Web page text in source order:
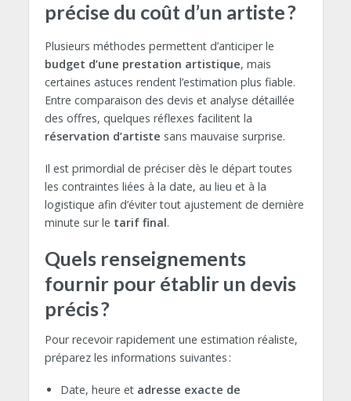
précise du coût d’un artiste ?
Plusieurs méthodes permettent d’anticiper le
budget d’une prestation artistique, mais
certaines astuces rendent l’estimation plus fiable.
Entre comparaison des devis et analyse détaillée
des offres, quelques réflexes facilitent la
réservation d’artiste sans mauvaise surprise.
Il est primordial de préciser dès le départ toutes
les contraintes liées à la date, au lieu et à la
logistique afin d’éviter tout ajustement de dernière
minute sur le tarif final.
Quels renseignements
fournir pour établir un devis
précis ?
Pour recevoir rapidement une estimation réaliste,
préparez les informations suivantes :
Date, heure et adresse exacte de